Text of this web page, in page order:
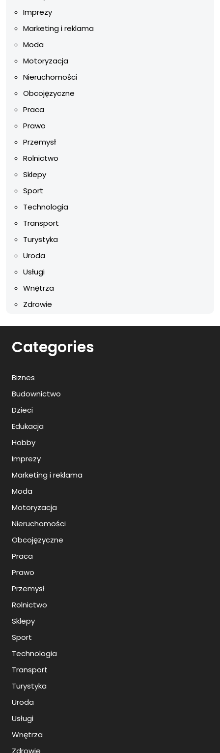
Imprezy
Marketing i reklama
Moda
Motoryzacja
Nieruchomości
Obcojęzyczne
Praca
Prawo
Przemysł
Rolnictwo
Sklepy
Sport
Technologia
Transport
Turystyka
Uroda
Usługi
Wnętrza
Zdrowie
Categories
Biznes
Budownictwo
Dzieci
Edukacja
Hobby
Imprezy
Marketing i reklama
Moda
Motoryzacja
Nieruchomości
Obcojęzyczne
Praca
Prawo
Przemysł
Rolnictwo
Sklepy
Sport
Technologia
Transport
Turystyka
Uroda
Usługi
Wnętrza
Zdrowie